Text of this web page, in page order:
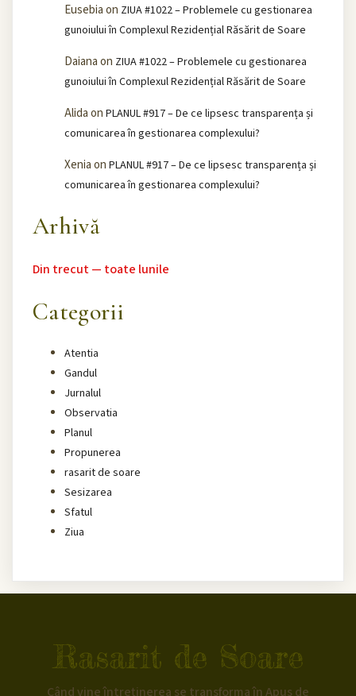
Eusebiaon ZIUA #1022 – Problemele cu gestionarea
gunoiului în Complexul Rezidențial Răsărit de Soare
Daianaon ZIUA #1022 – Problemele cu gestionarea
gunoiului în Complexul Rezidențial Răsărit de Soare
Alidaon PLANUL #917 – De ce lipsesc transparența și
comunicarea în gestionarea complexului?
Xeniaon PLANUL #917 – De ce lipsesc transparența și
comunicarea în gestionarea complexului?
Arhivă
Din trecut — toate lunile
Categorii
Atentia
Gandul
Jurnalul
Observatia
Planul
Propunerea
rasarit de soare
Sesizarea
Sfatul
Ziua
Rasarit de Soare
Când vine întreținerea se transforma în Apus de